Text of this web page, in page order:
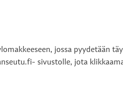
jossa pyydetään
sivustolle, jota